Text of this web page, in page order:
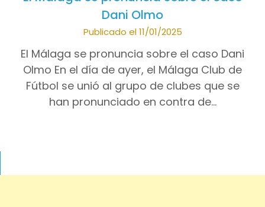
Dani Olmo
Publicado el 11/01/2025
El Málaga se pronuncia sobre el caso Dani
Olmo En el día de ayer, el Málaga Club de
Fútbol se unió al grupo de clubes que se
han pronunciado en contra de…